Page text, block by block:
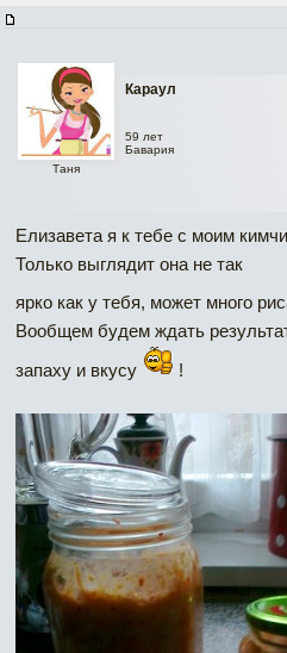
Караул
Таня
59 лет
Бавария
Елизавета я к тебе с моим
Только выглядит она не так
ярко как у тебя, может много
Вообщем будем ждать
запаху и вкусу
!